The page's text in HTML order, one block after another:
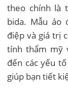
theo chính là
bida. Mẫu áo
điệp và giá trị
tính thẩm mỹ
đến các yếu
giúp bạn tiết